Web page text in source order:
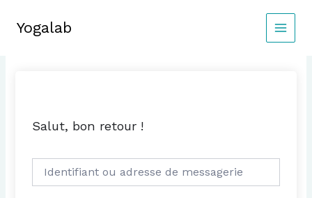
contenu
Yogalab
MAIN
Salut, bon retour !